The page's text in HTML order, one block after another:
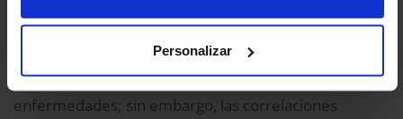
Personalizar
a la insulina, la función hematopoyética, el
Los parámetros del sueño se asocian con diversas
enfermedades; sin embargo, las correlaciones